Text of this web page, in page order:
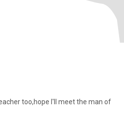
too,hope I'll meet the man of